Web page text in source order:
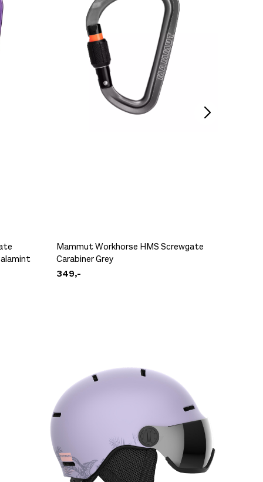
Ikke på lager
Mammut Workhorse HMS Screwgate
Carabiner Grey
349,-